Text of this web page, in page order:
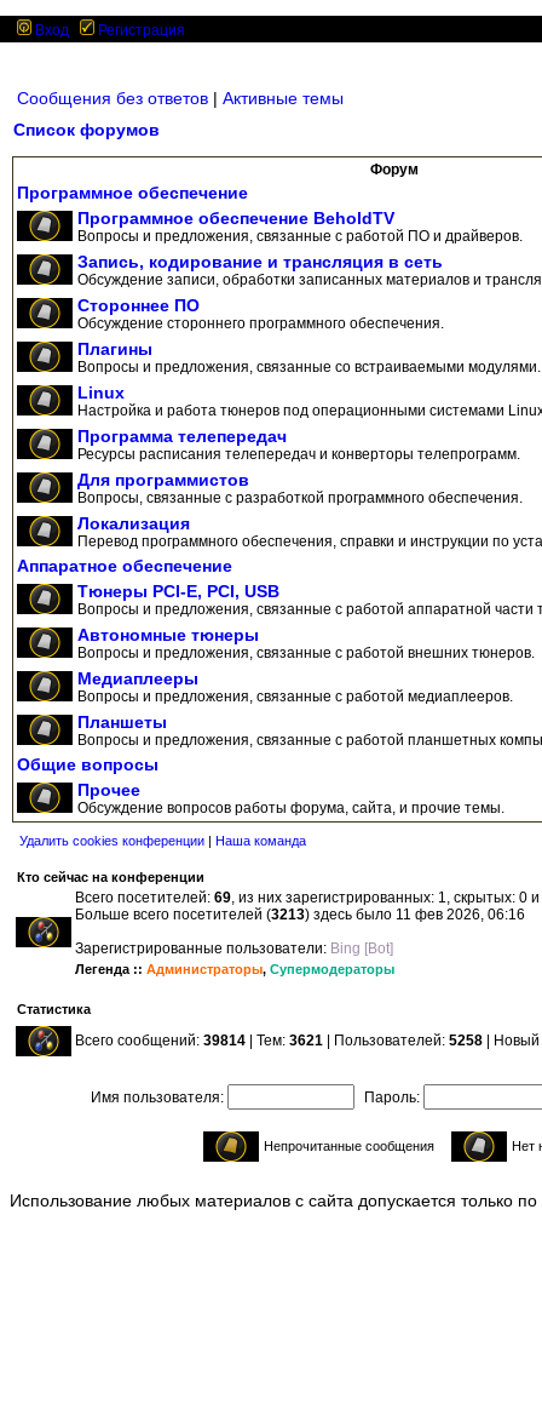
Вход Регистрация
Сообщения без ответов | Активные темы
Список форумов
Форум
Программное обеспечение
Программное обеспечение BeholdTV
Вопросы и предложения, связанные с работой ПО и драйверов.
Запись, кодирование и трансляция в сеть
Обсуждение записи, обработки записанных материалов и
Стороннее ПО
Обсуждение стороннего программного обеспечения.
Плагины
Вопросы и предложения, связанные со встраиваемыми модулями.
Linux
Настройка и работа тюнеров под операционными системами
Программа телепередач
Ресурсы расписания телепередач и конверторы телепрограмм.
Для программистов
Вопросы, связанные с разработкой программного обеспечения.
Локализация
Перевод программного обеспечения, справки и инструкции по
Аппаратное обеспечение
Тюнеры PCI-E, PCI, USB
Вопросы и предложения, связанные с работой аппаратной части
Автономные тюнеры
Вопросы и предложения, связанные с работой внешних тюнеров.
Медиаплееры
Вопросы и предложения, связанные с работой медиаплееров.
Планшеты
Вопросы и предложения, связанные с работой планшетных
Общие вопросы
Прочее
Обсуждение вопросов работы форума, сайта, и прочие темы.
Удалить cookies конференции | Наша команда
Кто сейчас на конференции
Всего посетителей: 69, из них зарегистрированных: 1, скрытых: 0
Больше всего посетителей (3213) здесь было 11 фев 2026, 06:16
Зарегистрированные пользователи: Bing [Bot]
Легенда :: Администраторы, Супермодераторы
Статистика
Всего сообщений: 39814 | Тем: 3621 | Пользователей: 5258 |
Имя пользователя: Пароль:
Непрочитанные сообщения Нет
Использование любых материалов с сайта допускается только